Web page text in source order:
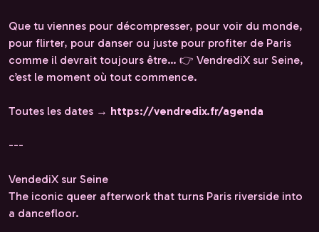
Que tu viennes pour décompresser, pour voir du monde,
pour flirter, pour danser ou juste pour profiter de Paris
comme il devrait toujours être… 👉 VendrediX sur Seine,
c’est le moment où tout commence.
Toutes les dates → https://vendredix.fr/agenda
---
VendediX sur Seine
The iconic queer afterwork that turns Paris riverside into
a dancefloor.